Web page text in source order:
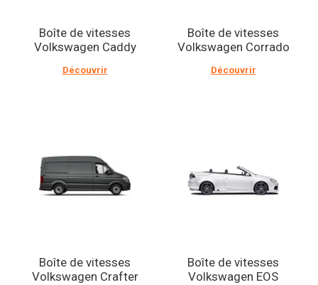
Boîte de vitesses
Volkswagen Caddy
Découvrir
Boîte de vitesses
Volkswagen Corrado
Découvrir
Boîte de vitesses
Volkswagen Crafter
Boîte de vitesses
Volkswagen EOS